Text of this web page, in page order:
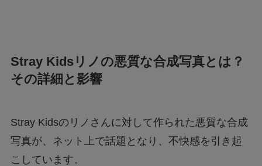
Stray Kidsリノの悪質な合成写真とは？
その詳細と影響
Stray Kidsのリノさんに対して作られた悪質な合成
写真が、ネット上で話題となり、不快感を引き起
こしています。